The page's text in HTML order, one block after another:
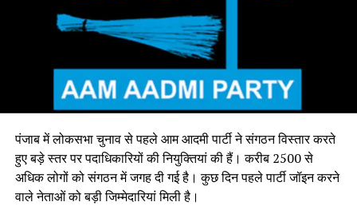
पंजाब में लोकसभा चुनाव से पहले आम आदमी पार्टी ने संगठन विस्तार करते
हुए बड़े स्तर पर पदाधिकारियों की नियुक्तियां की हैं। करीब 2500 से
अधिक लोगों को संगठन में जगह दी गई है। कुछ दिन पहले पार्टी जॉइन करने
वाले नेताओं को बड़ी जिम्मेदारियां मिली है।